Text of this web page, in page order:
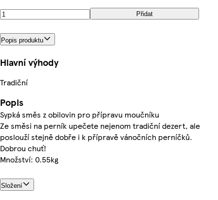
Přidat
Popis produktu
Hlavní výhody
Tradiční
Popis
Sypká směs z obilovin pro přípravu moučníku
Ze směsi na perník upečete nejenom tradiční dezert, ale
poslouží stejně dobře i k přípravě vánočních perníčků.
Dobrou chuť!
Množství: 0.55kg
Složení